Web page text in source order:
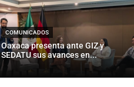
COMUNICADOS
Oaxaca presenta ante GIZ y
SEDATU sus avances en...